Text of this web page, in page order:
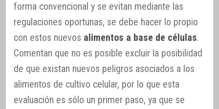
forma convencional y se evitan mediante las
regulaciones oportunas, se debe hacer lo propio
con estos nuevos alimentos a base de células.
Comentan que no es posible excluir la posibilidad
de que existan nuevos peligros asociados a los
alimentos de cultivo celular, por lo que esta
evaluación es sólo un primer paso, ya que se